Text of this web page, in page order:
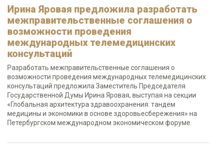
Ирина Яровая предложила разработать
межправительственные соглашения о
возможности проведения
международных телемедицинских
консультаций
Разработать межправительственные соглашения о
возможности проведения международных телемедицинских
консультаций предложила Заместитель Председателя
Государственной Думы Ирина Яровая, выступая на секции
«Глобальная архитектура здравоохранения: тандем
медицины и экономики в основе здоровьесбережения» на
Петербургском международном экономическом форуме.